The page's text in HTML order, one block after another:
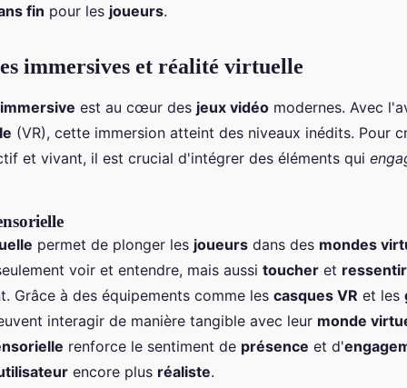
fin pour les joueurs.
immersives et réalité virtuelle
est au cœur des jeux vidéo modernes. Avec
(VR), cette immersion atteint des niveaux inédits. Pour
et vivant, il est crucial d'intégrer des éléments qui
permet de plonger les joueurs dans des mondes
voir et entendre, mais aussi toucher et ressentir
Grâce à des équipements comme les casques VR et les
interagir de manière tangible avec leur monde
renforce le sentiment de présence et d'
encore plus réaliste.